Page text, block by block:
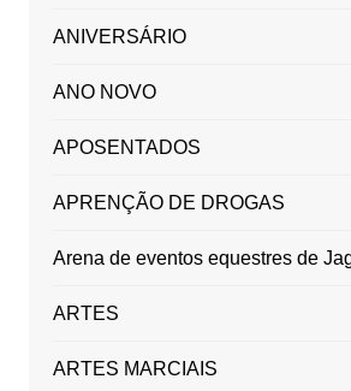
ANIVERSÁRIO
ANO NOVO
APOSENTADOS
APRENÇÃO DE DROGAS
Arena de eventos equestres de
ARTES
ARTES MARCIAIS